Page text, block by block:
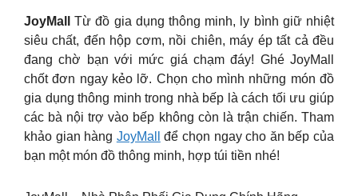
JoyMall
Từ đồ gia dụng thông minh, ly bình giữ nhiệt
siêu chất, đến hộp cơm, nồi chiên, máy ép tất cả đều
đang chờ bạn với mức giá chạm đáy! Ghé JoyMall
chốt đơn ngay kẻo lỡ. Chọn cho mình những món đồ
gia dụng thông minh trong nhà bếp là cách tối ưu giúp
các bà nội trợ vào bếp không còn là trận chiến. Tham
khảo gian hàng JoyMall
để chọn ngay cho ăn bếp của
bạn một món đồ thông minh, hợp túi tiền nhé!